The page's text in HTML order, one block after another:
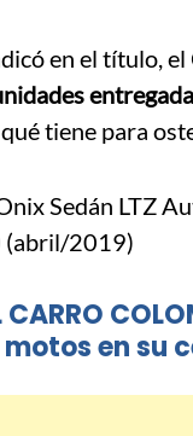
en el título,
tiene para
Sedán LTZ
2019)
CARRO
en su